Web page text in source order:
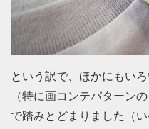
という訳で、ほかにもい
（特に画コンテパターン
で踏みとどまりました（